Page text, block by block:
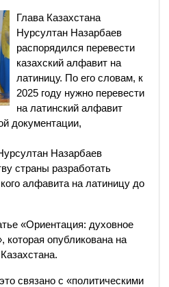
Глава Казахстана
Нурсултан Назарбаев
распорядился перевести
казахский алфавит на
латиницу. По его словам, к
2025 году нужно перевести
на латинский алфавит
документации,
Назарбаев
страны разработать
алфавита на латиницу до
«Ориентация: духовное
которая опубликована на
связано с «политическими